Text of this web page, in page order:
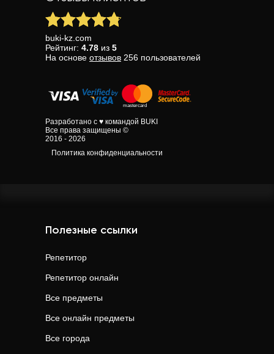
buki-kz.com
Рейтинг: 4.78 из 5
На основе отзывов 256 пользователей
Разработано с ♥ командой BUKI
Все права защищены ©
2016 - 2026
Политика конфиденциальности
Полезные ссылки
Репетитор
Репетитор онлайн
Все предметы
Все онлайн предметы
Все города